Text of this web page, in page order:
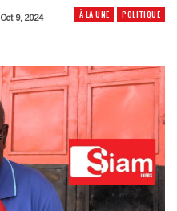
À LA UNE POLITIQUE
Oct 9, 2024